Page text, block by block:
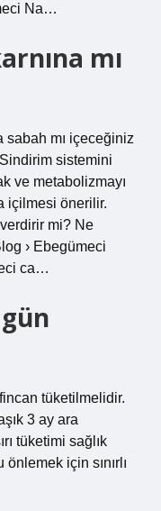
Na…
mı
sabah mı içeceğiniz
sistemini
ve metabolizmayı
içilmesi önerilir.
mi? Ne
› Ebegümeci
ca…
tüketilmelidir.
3 ay ara
tüketimi sağlık
için sınırlı